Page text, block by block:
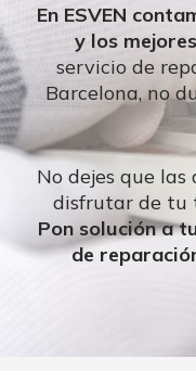
En ESVEN
y los
servicio de
Barcelona, no
No dejes que
disfrutar de tu
Pon solución a
de